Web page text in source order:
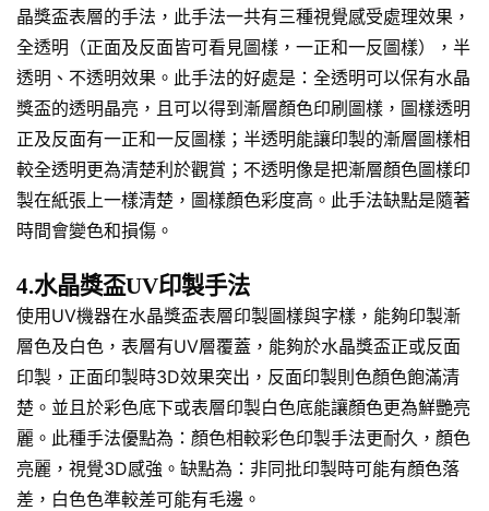
晶獎盃表層的手法，此手法一共有三種視覺感受處理效果，
全透明（正面及反面皆可看見圖樣，一正和一反圖樣），半
透明、不透明效果。此手法的好處是：全透明可以保有水晶
獎盃的透明晶亮，且可以得到漸層顏色印刷圖樣，圖樣透明
正及反面有一正和一反圖樣；半透明能讓印製的漸層圖樣相
較全透明更為清楚利於觀賞；不透明像是把漸層顏色圖樣印
製在紙張上一樣清楚，圖樣顏色彩度高。此手法缺點是隨著
時間會變色和損傷。
4.水晶獎盃UV印製手法
使用UV機器在水晶獎盃表層印製圖樣與字樣，能夠印製漸
層色及白色，表層有UV層覆蓋，能夠於水晶獎盃正或反面
印製，正面印製時3D效果突出，反面印製則色顏色飽滿清
楚。並且於彩色底下或表層印製白色底能讓顏色更為鮮艷亮
麗。此種手法優點為：顏色相較彩色印製手法更耐久，顏色
亮麗，視覺3D感強。缺點為：非同批印製時可能有顏色落
差，白色色準較差可能有毛邊。